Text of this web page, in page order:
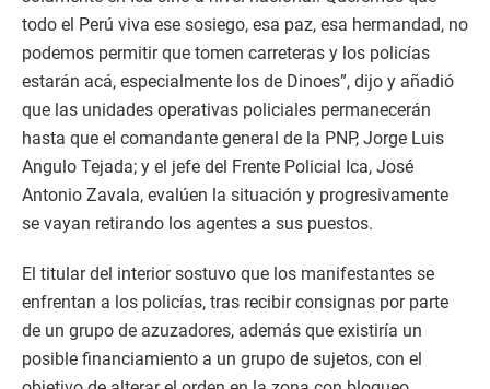
todo el Perú viva ese sosiego, esa paz, esa hermandad, no
podemos permitir que tomen carreteras y los policías
estarán acá, especialmente los de Dinoes”, dijo y añadió
que las unidades operativas policiales permanecerán
hasta que el comandante general de la PNP, Jorge Luis
Angulo Tejada; y el jefe del Frente Policial Ica, José
Antonio Zavala, evalúen la situación y progresivamente
se vayan retirando los agentes a sus puestos.
El titular del interior sostuvo que los manifestantes se
enfrentan a los policías, tras recibir consignas por parte
de un grupo de azuzadores, además que existiría un
posible financiamiento a un grupo de sujetos, con el